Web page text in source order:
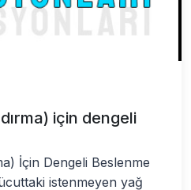
için dengeli
İçin Dengeli Beslenme
istenmeyen yağ